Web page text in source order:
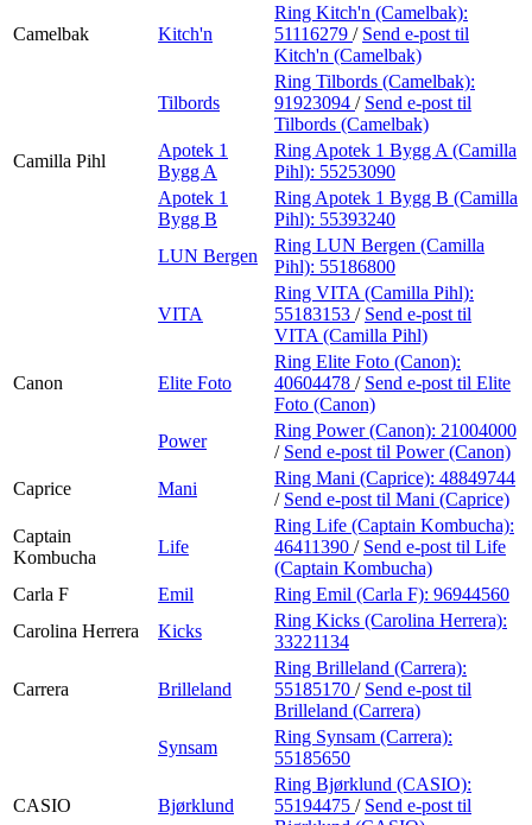
Camelbak Kitch'n
Ring Kitch'n (Camelbak):
51116279 / Send e-post til
Kitch'n (Camelbak)
Tilbords
Ring Tilbords (Camelbak):
91923094 / Send e-post til
Tilbords (Camelbak)
Camilla Pihl
Apotek 1
Bygg A
Ring Apotek 1 Bygg A (Camilla
Pihl): 55253090
Apotek 1
Bygg B
Ring Apotek 1 Bygg B (Camilla
Pihl): 55393240
LUN Bergen
Ring LUN Bergen (Camilla
Pihl): 55186800
VITA
Ring VITA (Camilla Pihl):
55183153 / Send e-post til
VITA (Camilla Pihl)
Canon Elite Foto
Ring Elite Foto (Canon):
40604478 / Send e-post til Elite
Foto (Canon)
Power
Ring Power (Canon): 21004000
/ Send e-post til Power (Canon)
Caprice
Mani
Ring Mani (Caprice): 48849744
/ Send e-post til Mani (Caprice)
Captain
Kombucha
Life
Ring Life (Captain Kombucha):
46411390 / Send e-post til Life
(Captain Kombucha)
Carla F
Emil Ring Emil (Carla F): 96944560
Carolina Herrera
Kicks
Ring Kicks (Carolina Herrera):
33221134
Carrera Brilleland
Ring Brilleland (Carrera):
55185170 / Send e-post til
Brilleland (Carrera)
Synsam
Ring Synsam (Carrera):
55185650
CASIO Bjørklund
Ring Bjørklund (CASIO):
55194475 / Send e-post til